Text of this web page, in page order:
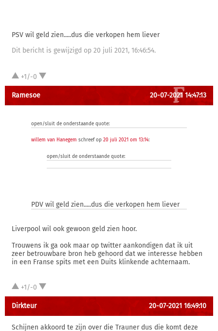
PSV wil geld zien.....dus die verkopen hem liever
Dit bericht is gewijzigd op 20 juli 2021, 16:46:54.
+1/-0
Ramesoe 20-07-2021 14:47:13
open/sluit de onderstaande quote:
willem van Hanegem schreef op 20 juli 2021 om 13:14:
open/sluit de onderstaande quote:
PDV wil geld zien.....dus die verkopen hem liever
Liverpool wil ook gewoon geld zien hoor.
Trouwens ik ga ook maar op twitter aankondigen dat ik uit
zeer betrouwbare bron heb gehoord dat we interesse hebben
in een Franse spits met een Duits klinkende achternaam.
+1/-0
Dirkteur 20-07-2021 16:49:10
Schijnen akkoord te zijn over die Trauner dus die komt deze